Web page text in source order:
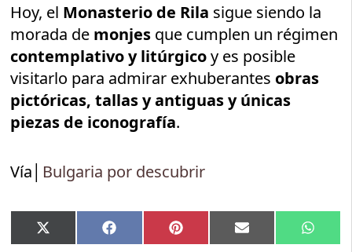
Hoy, el Monasterio de Rila sigue siendo la
morada de monjes que cumplen un régimen
contemplativo y litúrgicoy es posible
visitarlo para admirar exhuberantes obras
pictóricas, tallas y antiguas y únicas
piezas de iconografía.
Vía│ Bulgaria por descubrir
Compartir
en
X
(Twitter)
Compartir
en
Facebook Compartir
en
Pinterest Compartir
en
Email
en